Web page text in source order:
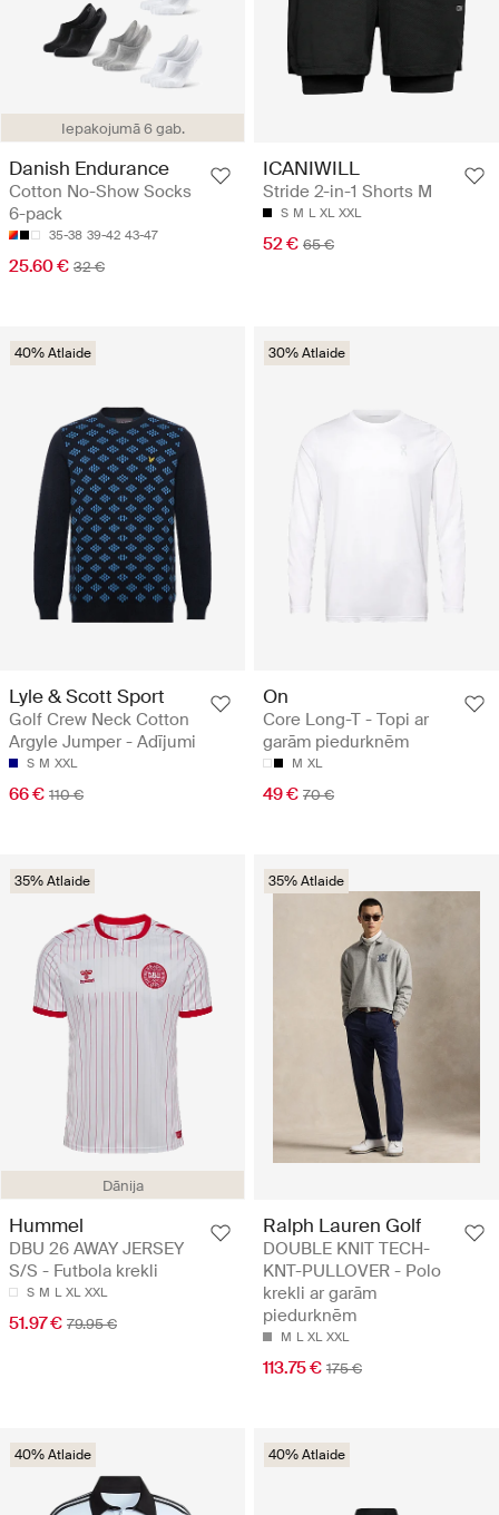
Iepakojumā 6 gab.
Danish Endurance
Cotton No-Show Socks
6-pack
35-38 39-42 43-47
25.60 € 32 €
ICANIWILL
Stride 2-in-1 Shorts M
S M L XL XXL
52 € 65 €
40% Atlaide
Lyle & Scott Sport
Golf Crew Neck Cotton
Argyle Jumper - Adījumi
S M XXL
66 € 110 €
30% Atlaide
On
Core Long-T - Topi ar
garām piedurknēm
M XL
49 € 70 €
Dānija
35% Atlaide
Hummel
DBU 26 AWAY JERSEY
S/S - Futbola krekli
S M L XL XXL
51.97 € 79.95 €
35% Atlaide
Ralph Lauren Golf
DOUBLE KNIT TECH-
KNT-PULLOVER - Polo
krekli ar garām
piedurknēm
M L XL XXL
113.75 € 175 €
40% Atlaide 40% Atlaide